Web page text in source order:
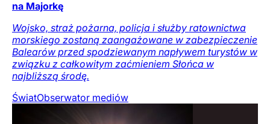
na Majorkę
Wojsko, straż pożarna, policja i służby ratownictwa
morskiego zostaną zaangażowane w zabezpieczenie
Balearów przed spodziewanym napływem turystów w
związku z całkowitym zaćmieniem Słońca w
najbliższą środę.
ŚwiatObserwator mediów